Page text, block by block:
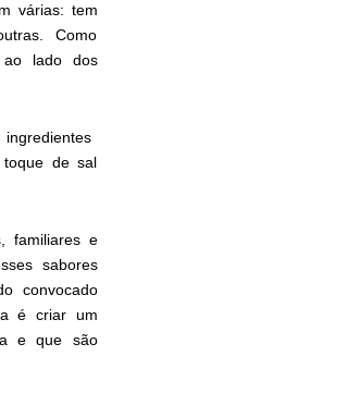
várias: tem
Como
ao lado dos
de sal
familiares e
sabores
convocado
é criar um
e que são